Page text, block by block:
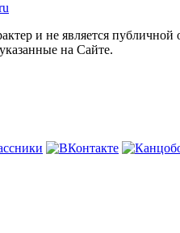
и не является публичной
на Сайте.